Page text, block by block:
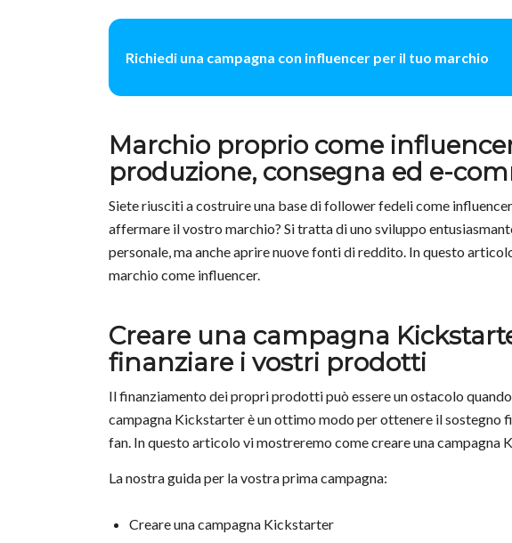
Richiedi una campagna con influencer per il tuo marchio
Marchio proprio come
produzione, consegna ed e-
Siete riusciti a costruire una base di follower fedeli come
affermare il vostro marchio? Si tratta di uno sviluppo
personale, ma anche aprire nuove fonti di reddito. In questo
marchio come influencer.
Creare una campagna
finanziare i vostri prodotti
Il finanziamento dei propri prodotti può essere un ostacolo
campagna Kickstarter è un ottimo modo per ottenere il sostegno
fan. In questo articolo vi mostreremo come creare una campagna
La nostra guida per la vostra prima campagna:
Creare una campagna Kickstarter